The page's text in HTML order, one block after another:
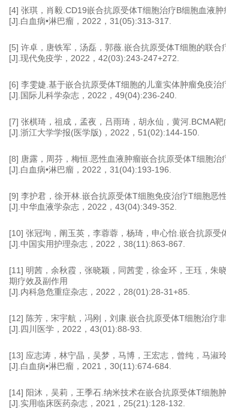
[4] 张琪，肖毅.CD19嵌合抗原受体T细胞治疗B细胞血液
[J].白血病•淋巴瘤，2022，31(05):313-317.
[5] 许卓，唐铁军，汤磊，郭薇.嵌合抗原受体T细胞的联合
[J].现代免疫学，2022，42(03):243-247+272.
[6] 李雯婕.基于嵌合抗原受体T细胞的儿童实体肿瘤免疫治
[J].国际儿科学杂志，2022，49(04):236-240.
[7] 张棋琦，祖成，孟夜，吕雨琦，胡永仙，黄河.BCMA
[J].浙江大学学报(医学版)，2022，51(02):144-150.
[8] 唐露，周芬，梅恒.恶性血液肿瘤嵌合抗原受体T细胞治
[J].白血病•淋巴瘤，2022，31(04):193-196.
[9] 李护君，徐开林.嵌合抗原受体T细胞免疫治疗T细胞恶
[J].中华血液学杂志，2022，43(04):349-352.
[10] 张冠珣，阐玉英，李蓉蓉，杨琦，申心怡.嵌合抗原
[J].中国实用护理杂志，2022，38(11):863-867.
[11] 明茜，余秋霞，张晓颖，同茜雯，徐金环，王珏，朱
期疗效及副作用
[J].内科急危重症杂志，2022，28(01):28-31+85.
[12] 陈芳，宋宇航，冯刚，刘康.嵌合抗原受体T细胞治疗
[J].四川医学，2022，43(01):88-93.
[13] 应志涛，林宁晶，吴梦，马博，王宏志，曾纯，马淑
[J].白血病•淋巴瘤，2021，30(11):674-684.
[14] 阳沐，吴莉，王季石.纳米技术在嵌合抗原受体T细胞
[J].实用临床医药杂志，2021，25(21):128-132.